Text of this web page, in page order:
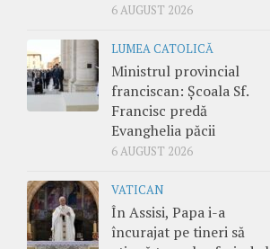
6 AUGUST 2026
LUMEA CATOLICĂ
Ministrul provincial
franciscan: Școala Sf.
Francisc predă
Evanghelia păcii
6 AUGUST 2026
VATICAN
În Assisi, Papa i-a
încurajat pe tineri să